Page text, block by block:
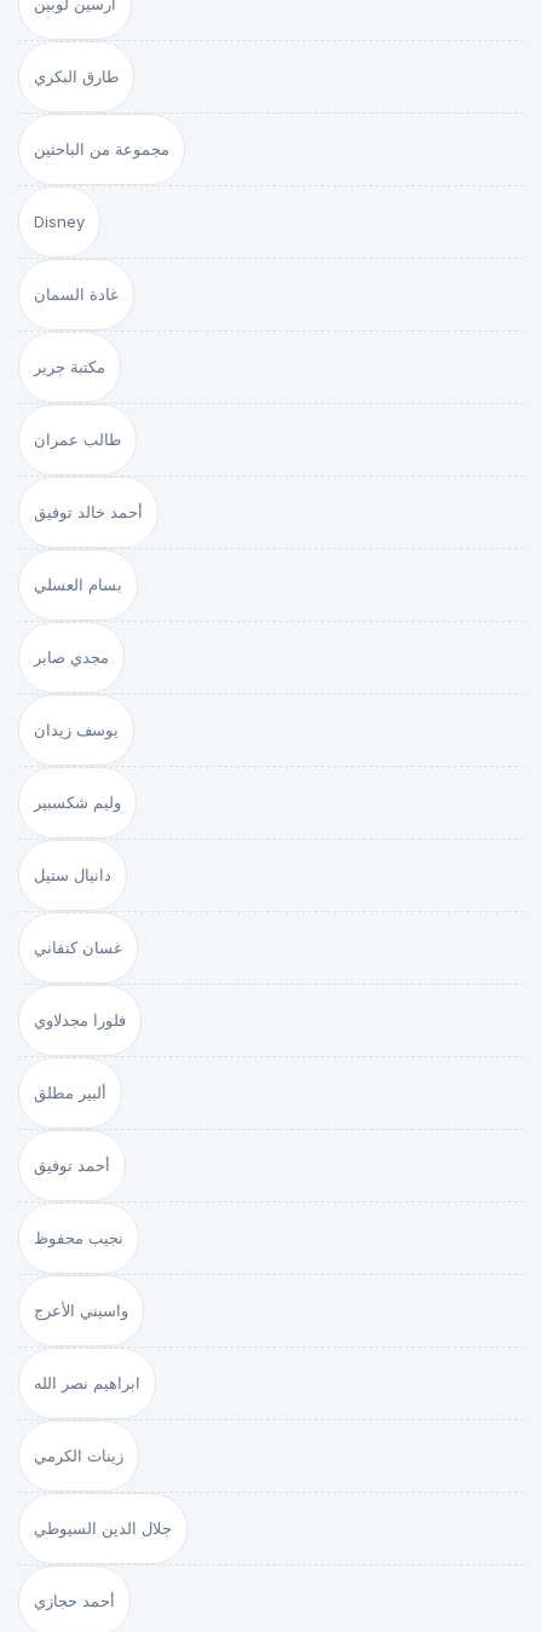
طارق البكري
مجموعة من الباحثين
Disney
غادة السمان
مكتبة جرير
طالب عمران
أحمد خالد توفيق
بسام العسلي
مجدي صابر
يوسف زيدان
وليم شكسبير
دانيال ستيل
غسان كنفاني
فلورا مجدلاوي
ألبير مطلق
أحمد توفيق
نجيب محفوظ
واسيني الأعرج
ابراهيم نصر الله
زينات الكرمي
جلال الدين السيوطي
أحمد حجازي